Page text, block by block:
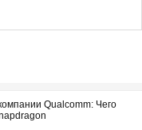
Qualcomm: Чего